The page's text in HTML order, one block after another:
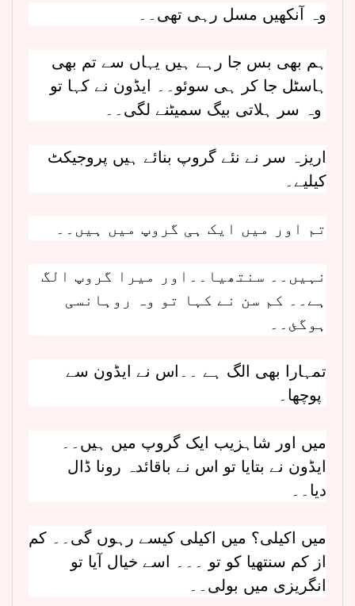
وہ آنکھیں مسل رہی تھی۔۔
ہم بھی بس جا رہے ہیں یہاں سے تم بھی
ہاسٹل جا کر ہی سوئو۔۔ ایڈون نے کہا تو
اریزہ سر نے نئے گروپ بنائے ہیں پروجیکٹ
کیلیے۔
تم اور میں ایک ہی گروپ میں ہیں۔۔
نہیں۔۔ سنتھیا۔۔اور میرا گروپ الگ
ہے۔۔ کم سن نے کہا تو وہ روہانسی
ہوگئ۔۔
تمہارا بھی الگ ہے ۔۔اس نے ایڈون سے
میں اور شاہزیب ایک گروپ میں ہیں۔۔
ایڈون نے بتایا تو اس نے باقائدہ رونا ڈال
دیا۔۔
میں اکیلی؟ میں اکیلی کیسے رہوں گی۔۔ کم
از کم سنتھیا کو تو ۔۔۔ اسے خیال آیا تو
انگریزی میں بولی۔۔